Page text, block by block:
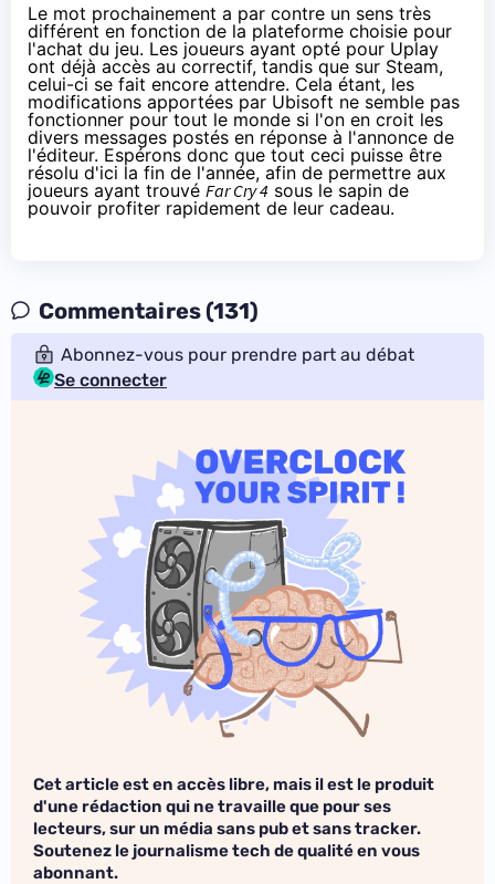
Le mot prochainement a par contre un sens très
différent en fonction de la plateforme choisie pour
l'achat du jeu. Les joueurs ayant opté pour Uplay
ont déjà accès au correctif, tandis que sur Steam,
celui-ci se fait encore attendre. Cela étant, les
modifications apportées par Ubisoft ne semble pas
fonctionner pour tout le monde si l'on en croit les
divers messages postés en réponse à l'annonce de
l'éditeur. Espérons donc que tout ceci puisse être
résolu d'ici la fin de l'année, afin de permettre aux
joueurs ayant trouvé Far Cry 4 sous le sapin de
pouvoir profiter rapidement de leur cadeau.
Commentaires (131)
Abonnez-vous pour prendre part au débat
Se connecter
Cet article est en accès libre, mais il est le produit
d'une rédaction qui ne travaille que pour ses
lecteurs, sur un média sans pub et sans tracker.
Soutenez le journalisme tech de qualité en vous
abonnant.